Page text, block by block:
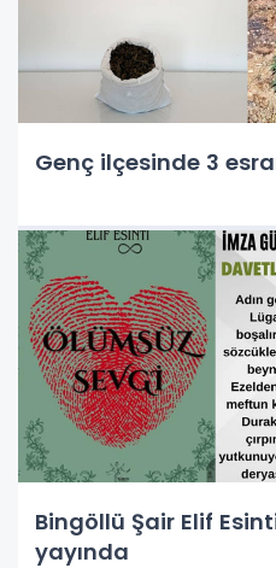
Genç ilçesinde 3
Bingöllü Şair Elif
yayında